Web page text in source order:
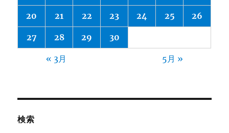
20 21 22 23 24 25 26
27 28 29 30
« 3月 5月 »
検索